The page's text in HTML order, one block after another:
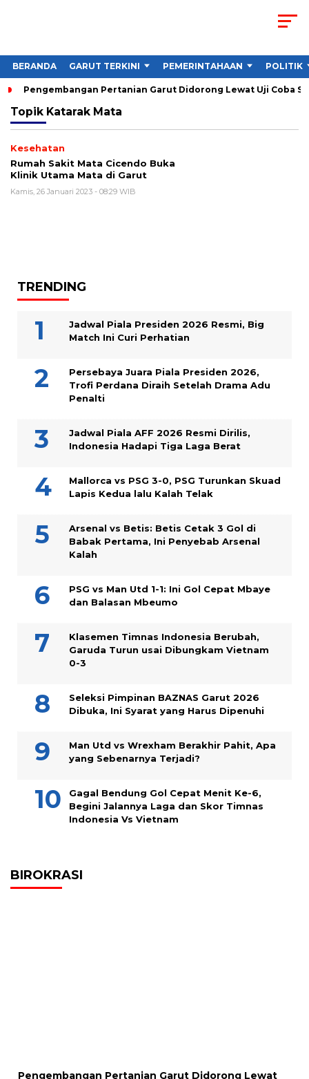
BERANDA GARUT TERKINI PEMERINTAHAAN POLITIK
Pengembangan Pertanian Garut Didorong Lewat Uji Coba
Topik Katarak Mata
Kesehatan
Rumah Sakit Mata Cicendo Buka
Klinik Utama Mata di Garut
Kamis, 26 Januari 2023 - 08:29 WIB
TRENDING
Jadwal Piala Presiden 2026 Resmi, Big
Match Ini Curi Perhatian
Persebaya Juara Piala Presiden 2026,
Trofi Perdana Diraih Setelah Drama Adu
Penalti
Jadwal Piala AFF 2026 Resmi Dirilis,
Indonesia Hadapi Tiga Laga Berat
Mallorca vs PSG 3-0, PSG Turunkan Skuad
Lapis Kedua lalu Kalah Telak
Arsenal vs Betis: Betis Cetak 3 Gol di
Babak Pertama, Ini Penyebab Arsenal
Kalah
PSG vs Man Utd 1-1: Ini Gol Cepat Mbaye
dan Balasan Mbeumo
Klasemen Timnas Indonesia Berubah,
Garuda Turun usai Dibungkam Vietnam
0-3
Seleksi Pimpinan BAZNAS Garut 2026
Dibuka, Ini Syarat yang Harus Dipenuhi
Man Utd vs Wrexham Berakhir Pahit, Apa
yang Sebenarnya Terjadi?
Gagal Bendung Gol Cepat Menit Ke-6,
Begini Jalannya Laga dan Skor Timnas
Indonesia Vs Vietnam
BIROKRASI
Pengembangan Pertanian Garut Didorong Lewat